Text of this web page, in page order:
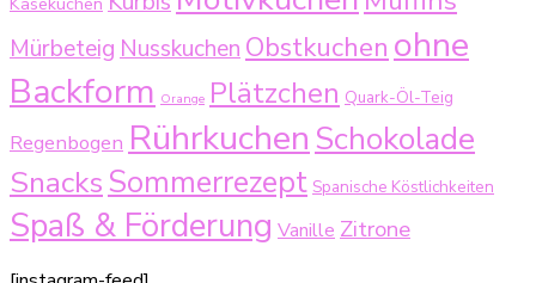
Mürbeteig Nusskuchen Obstkuchen ohne
Backform Orange Plätzchen Quark-Öl-Teig
Regenbogen Rührkuchen Schokolade
SnacksSommerrezept Spanische Köstlichkeiten
Spaß & Förderung Vanille Zitrone